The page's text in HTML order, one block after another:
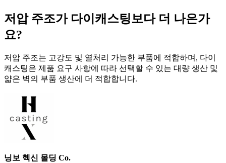
저압 주조가 다이캐스팅보다 더 나은가
요?
저압 주조는 고강도 및 열처리 가능한 부품에 적합하며, 다이
캐스팅은 제품 요구 사항에 따라 선택할 수 있는 대량 생산 및
얇은 벽의 부품 생산에 더 적합합니다.
닝보 헥신 몰딩 Co.